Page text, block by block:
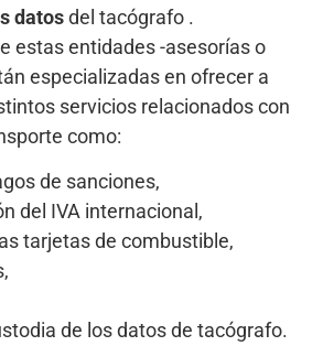
datosdel tacógrafo .
estas entidades -asesorías o
especializadas en ofrecer a
servicios relacionados con
como:
de sanciones,
del IVA internacional,
tarjetas de combustible,
de los datos de tacógrafo.